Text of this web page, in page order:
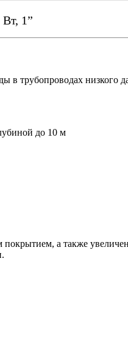
1”
в трубопроводах низкого
до 10 м
а также